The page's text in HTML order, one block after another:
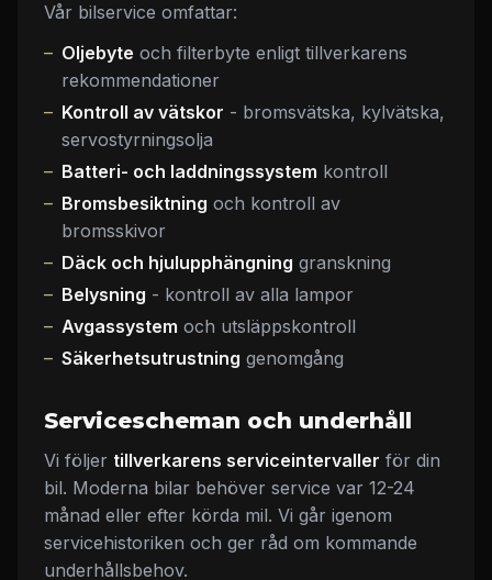
Vår bilservice omfattar:
Oljebyte och filterbyte enligt tillverkarens
rekommendationer
Kontroll av vätskor - bromsvätska, kylvätska,
servostyrningsolja
Batteri- och laddningssystem kontroll
Bromsbesiktning och kontroll av
bromsskivor
Däck och hjulupphängning granskning
Belysning - kontroll av alla lampor
Avgassystem och utsläppskontroll
Säkerhetsutrustning genomgång
Servicescheman och underhåll
Vi följer tillverkarens serviceintervaller för din
bil. Moderna bilar behöver service var 12-24
månad eller efter körda mil. Vi går igenom
servicehistoriken och ger råd om kommande
underhållsbehov.